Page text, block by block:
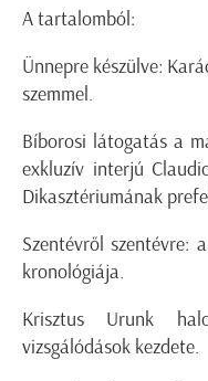
A tartalomból:
Ünnepre készülve:
szemmel.
Bíborosi látogatás a
exkluzív interjú
Dikasztériumának
Szentévről szentévre:
kronológiája.
Krisztus Urunk
vizsgálódások kezdete.